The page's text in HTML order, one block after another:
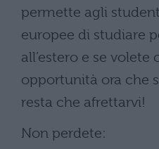
permette agli
europee di studiare
all’estero e se volete
opportunità ora che
resta che afrettarvi!
Non perdete: